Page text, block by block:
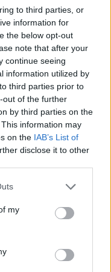
to third parties, or
information for
the below opt-out
note that after your
continue seeing
information utilized by
third parties prior to
out of the further
by third parties on the
information may
on the IAB’s List of
disclose it to other
one or more Google
You may click to
third-party tags to
in below Google
my
vključno ponedeljka,
številki040 699
Ljudske univerze
Čečovje 12a, Ravne
letu izboljšati
izgubiti kakšen
videz ali se
koži.